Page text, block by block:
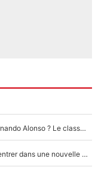
Max Verstappen, Lewis Hamilton… et bientôt Fernando Alonso ? Le classement des pilotes les mieux payés en Formule 1 risque de changer !
F1 - Alpine signe un accord «impensable» et va entrer dans une nouvelle dimension : Grande nouvelle pour Pierre Gasly !